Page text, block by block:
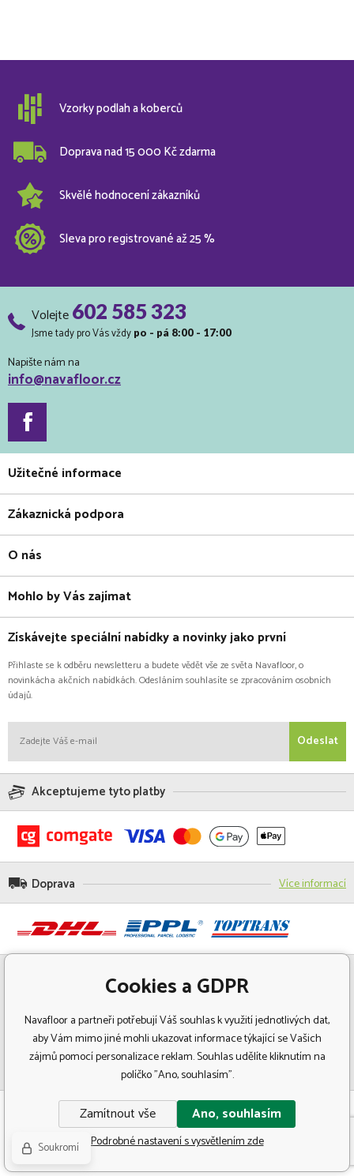
Vzorky podlah a koberců
Doprava nad 15 000 Kč zdarma
Skvělé hodnocení zákazníků
Sleva pro registrované až 25 %
Volejte602 585 323
Jsme tady pro Vás vždy po - pá 8:00 - 17:00
Napište nám na
info@navafloor.cz
Užitečné informace
Zákaznická podpora
O nás
Mohlo by Vás zajímat
Získávejte speciální nabídky a novinky jako první
Přihlaste se k odběru newsletteru a budete vědět vše ze světa Navafloor, o
novinkácha akčních nabídkách. Odesláním souhlasíte se zpracováním osobních
údajů.
Odeslat
Akceptujeme tyto platby
Doprava Více informací
© Copyright 2018 Navafloor - Specializovaný prodej podlahových krytin.
Všechna práva vyhrazena.
Eshopy
Cookies a GDPR
Navafloor a partneři potřebují Váš souhlas k využití jednotlivých dat,
aby Vám mimo jiné mohli ukazovat informace týkající se Vašich
zájmů pomocí personalizace reklam. Souhlas udělíte kliknutím na
políčko "Ano, souhlasím".
Zamítnout vše Ano, souhlasím
Podrobné nastavení s vysvětlením zde
Soukromí